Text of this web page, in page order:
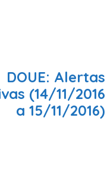
DOUE: Alertas
(14/11/2016
a 15/11/2016)